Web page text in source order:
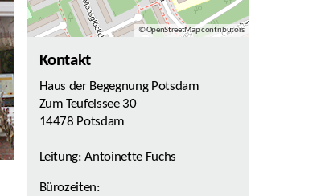
© OpenStreetMap contributors
Kontakt
Haus der Begegnung Potsdam
Zum Teufelssee 30
14478 Potsdam
Leitung: Antoinette Fuchs
Bürozeiten: